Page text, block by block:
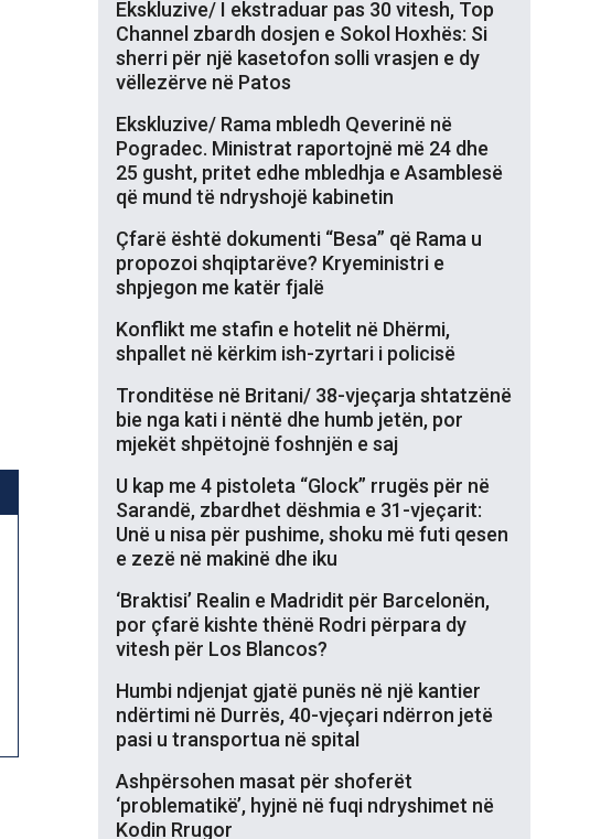
Ekskluzive/ I ekstraduar pas 30 vitesh, Top
Channel zbardh dosjen e Sokol Hoxhës: Si
sherri për një kasetofon solli vrasjen e dy
vëllezërve në Patos
Ekskluzive/ Rama mbledh Qeverinë në
Pogradec. Ministrat raportojnë më 24 dhe
25 gusht, pritet edhe mbledhja e Asamblesë
që mund të ndryshojë kabinetin
Çfarë është dokumenti “Besa” që Rama u
propozoi shqiptarëve? Kryeministri e
shpjegon me katër fjalë
Konflikt me stafin e hotelit në Dhërmi,
shpallet në kërkim ish-zyrtari i policisë
Tronditëse në Britani/ 38-vjeçarja shtatzënë
bie nga kati i nëntë dhe humb jetën, por
mjekët shpëtojnë foshnjën e saj
U kap me 4 pistoleta “Glock” rrugës për në
Sarandë, zbardhet dëshmia e 31-vjeçarit:
Unë u nisa për pushime, shoku më futi qesen
e zezë në makinë dhe iku
‘Braktisi’ Realin e Madridit për Barcelonën,
por çfarë kishte thënë Rodri përpara dy
vitesh për Los Blancos?
Humbi ndjenjat gjatë punës në një kantier
ndërtimi në Durrës, 40-vjeçari ndërron jetë
pasi u transportua në spital
Ashpërsohen masat për shoferët
‘problematikë’, hyjnë në fuqi ndryshimet në
Kodin Rrugor